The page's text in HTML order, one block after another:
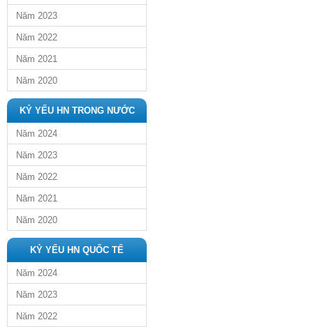
Năm 2023
Năm 2022
Năm 2021
Năm 2020
KỶ YẾU HN TRONG NƯỚC
Năm 2024
Năm 2023
Năm 2022
Năm 2021
Năm 2020
KỶ YẾU HN QUỐC TẾ
Năm 2024
Năm 2023
Năm 2022